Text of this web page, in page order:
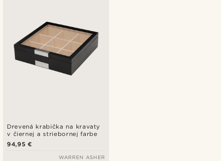
Drevená krabička na kravaty
v čiernej a striebornej farbe
94,95 €
WARREN ASHER